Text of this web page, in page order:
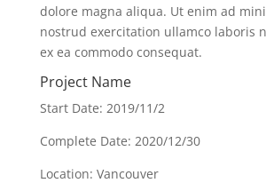
dolore magna aliqua. Ut enim ad
nostrud exercitation ullamco laboris
ex ea commodo consequat.
Project Name
Start Date: 2019/11/2
Complete Date: 2020/12/30
Location: Vancouver